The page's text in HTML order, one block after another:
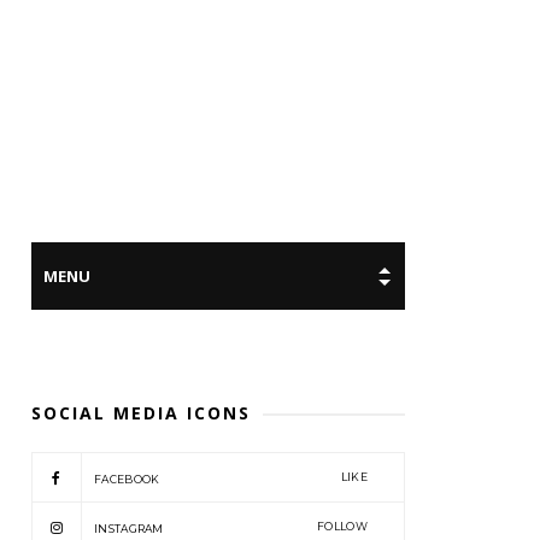
SOCIAL MEDIA ICONS
FACEBOOK LIKE
INSTAGRAM FOLLOW